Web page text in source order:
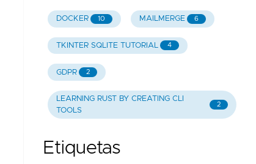
DOCKER 10 MAILMERGE 6
TKINTER SQLITE TUTORIAL 4
GDPR 2
LEARNING RUST BY CREATING CLI
TOOLS
2
Etiquetas